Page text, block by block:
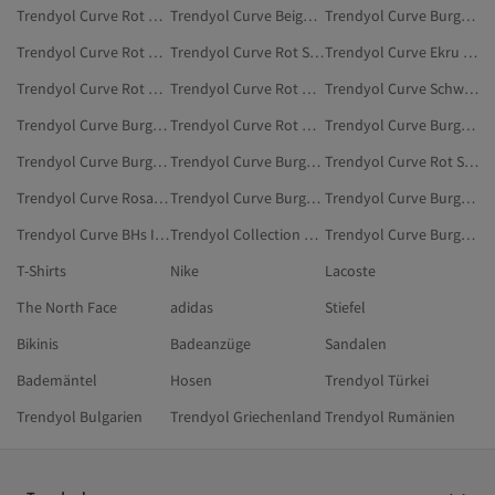
Trendyol Curve Rot Röcke
Trendyol Curve Beige T-Shirts
Trendyol Curve Burgundrot BHs In Übergröße
Trendyol Curve Rot Hausbekleidung
Trendyol Curve Rot Schlafanzüge
Trendyol Curve Ekru T-Shirts
Trendyol Curve Rot Pullover In Übergröße
Trendyol Curve Rot Unterwäsche & Nachtwäsche
Trendyol Curve Schwarz BHs In Übergröße
Trendyol Curve Burgundrot Unterhemd In Übergröße
Trendyol Curve Rot Kleider In Großen Größen
Trendyol Curve Burgundrot Badeanzüge
Trendyol Curve Burgundrot Große Größen
Trendyol Curve Burgundrot Kleidung
Trendyol Curve Rot Shorts
Trendyol Curve Rosa BHs In Übergröße
Trendyol Curve Burgundrot Hemden In Übergröße
Trendyol Curve Burgundrot Röcke In Großen Größen
Trendyol Curve BHs In Übergröße
Trendyol Collection Burgundrot T-Shirts In Übergröße
Trendyol Curve Burgundrot Unterwäsche & Nachtwäsche
T-Shirts
Nike
Lacoste
The North Face
adidas
Stiefel
Bikinis
Badeanzüge
Sandalen
Bademäntel
Hosen
Trendyol Türkei
Trendyol Bulgarien
Trendyol Griechenland Trendyol Rumänien